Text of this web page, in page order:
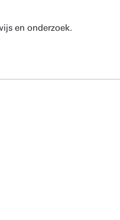
en onderzoek.